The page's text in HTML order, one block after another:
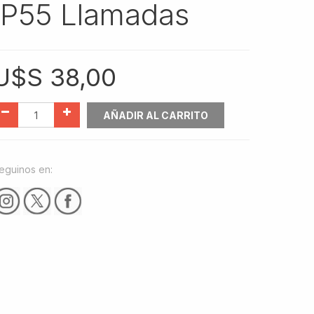
Llamadas
38,00
AÑADIR AL CARRITO
en: